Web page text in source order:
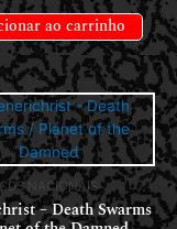
ao carrinho
CDS NACIONAIS
– Death Swarms